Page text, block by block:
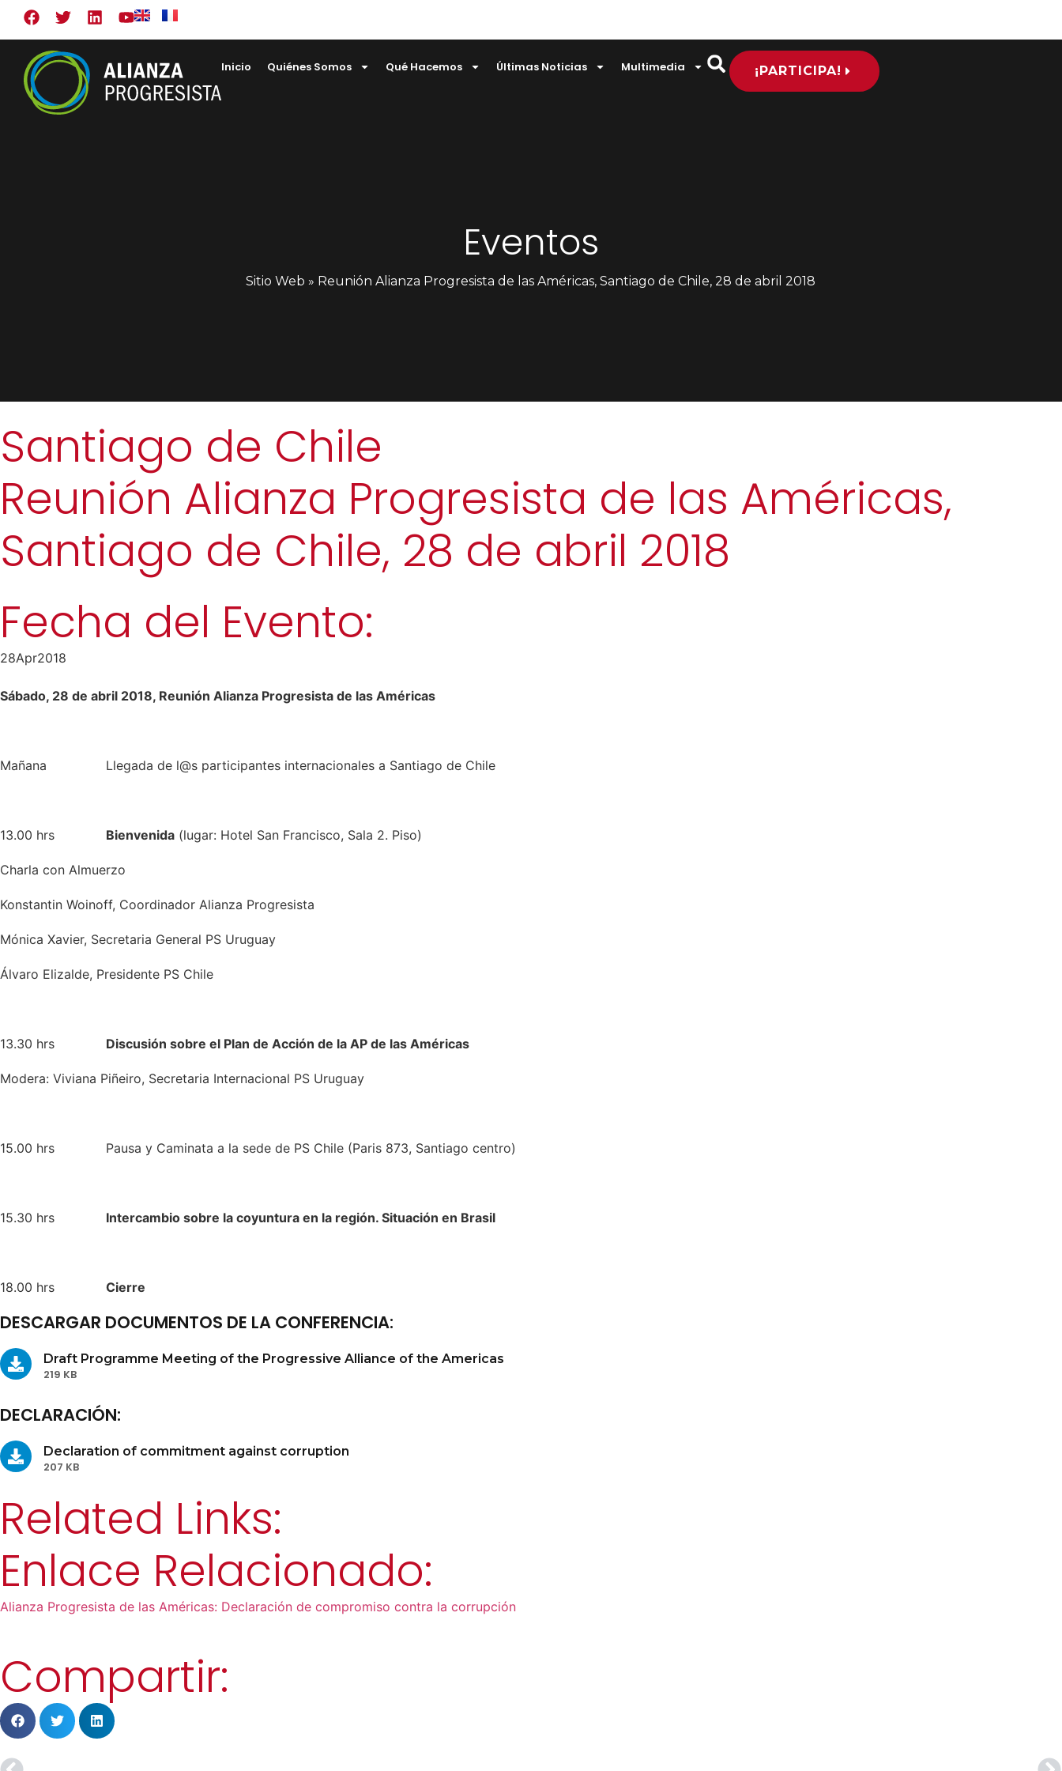
Inicio Quiénes Somos Qué Hacemos Últimas Noticias Multimedia ¡PARTICIPA!
Eventos
Sitio Web » Reunión Alianza Progresista de las Américas, Santiago de Chile, 28 de abril 2018
Santiago de Chile
Reunión Alianza Progresista de las Américas,
Santiago de Chile, 28 de abril 2018
Fecha del Evento:
28Apr2018
Sábado, 28 de abril 2018, Reunión Alianza Progresista de las Américas
Mañana Llegada de l@s participantes internacionales a Santiago de Chile
13.00 hrs Bienvenida (lugar: Hotel San Francisco, Sala 2. Piso)
Charla con Almuerzo
Konstantin Woinoff, Coordinador Alianza Progresista
Mónica Xavier, Secretaria General PS Uruguay
Álvaro Elizalde, Presidente PS Chile
13.30 hrs Discusión sobre el Plan de Acción de la AP de las Américas
Modera: Viviana Piñeiro, Secretaria Internacional PS Uruguay
15.00 hrs Pausa y Caminata a la sede de PS Chile (Paris 873, Santiago centro)
15.30 hrs Intercambio sobre la coyuntura en la región. Situación en Brasil
18.00 hrs Cierre
DESCARGAR DOCUMENTOS DE LA CONFERENCIA:
Draft Programme Meeting of the Progressive Alliance of the Americas
219 KB
DECLARACIÓN:
Declaration of commitment against corruption
207 KB
Related Links:
Enlace Relacionado:
Alianza Progresista de las Américas: Declaración de compromiso contra la corrupción
Compartir: